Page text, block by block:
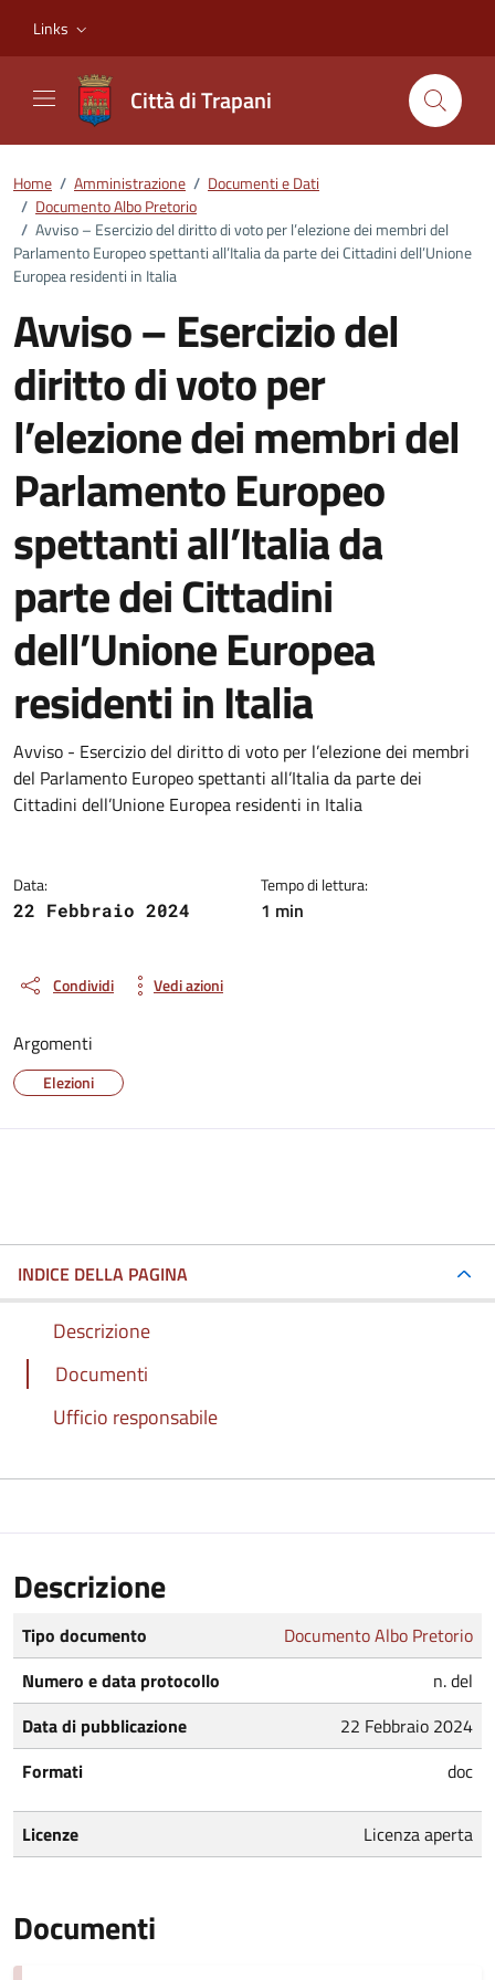
Links
Città di Trapani
Home / Amministrazione / Documenti e Dati
/ Documento Albo Pretorio
/ Avviso – Esercizio del diritto di voto per l’elezione dei membri del
Parlamento Europeo spettanti all’Italia da parte dei Cittadini dell’Unione
Europea residenti in Italia
Avviso – Esercizio del
diritto di voto per
l’elezione dei membri del
Parlamento Europeo
spettanti all’Italia da
parte dei Cittadini
dell’Unione Europea
residenti in Italia
Dettagli del documento
Avviso - Esercizio del diritto di voto per l’elezione dei membri
del Parlamento Europeo spettanti all’Italia da parte dei
Cittadini dell’Unione Europea residenti in Italia
Data:
22 Febbraio 2024
Tempo di lettura:
1 min
Condividi Vedi azioni
Argomenti
Elezioni
INDICE DELLA PAGINA
Descrizione
Documenti
Ufficio responsabile
Descrizione
Tipo documento
Documento Albo Pretorio
Numero e data protocollo
n. del
Data di pubblicazione
22 Febbraio 2024
Formati
doc
Licenze Licenza aperta
Documenti